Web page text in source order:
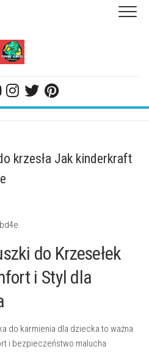
krzesła Jak kinderkraft
do Krzesełek
i Styl dla
do karmienia dla dziecka to ważna
i bezpieczeństwo malucha